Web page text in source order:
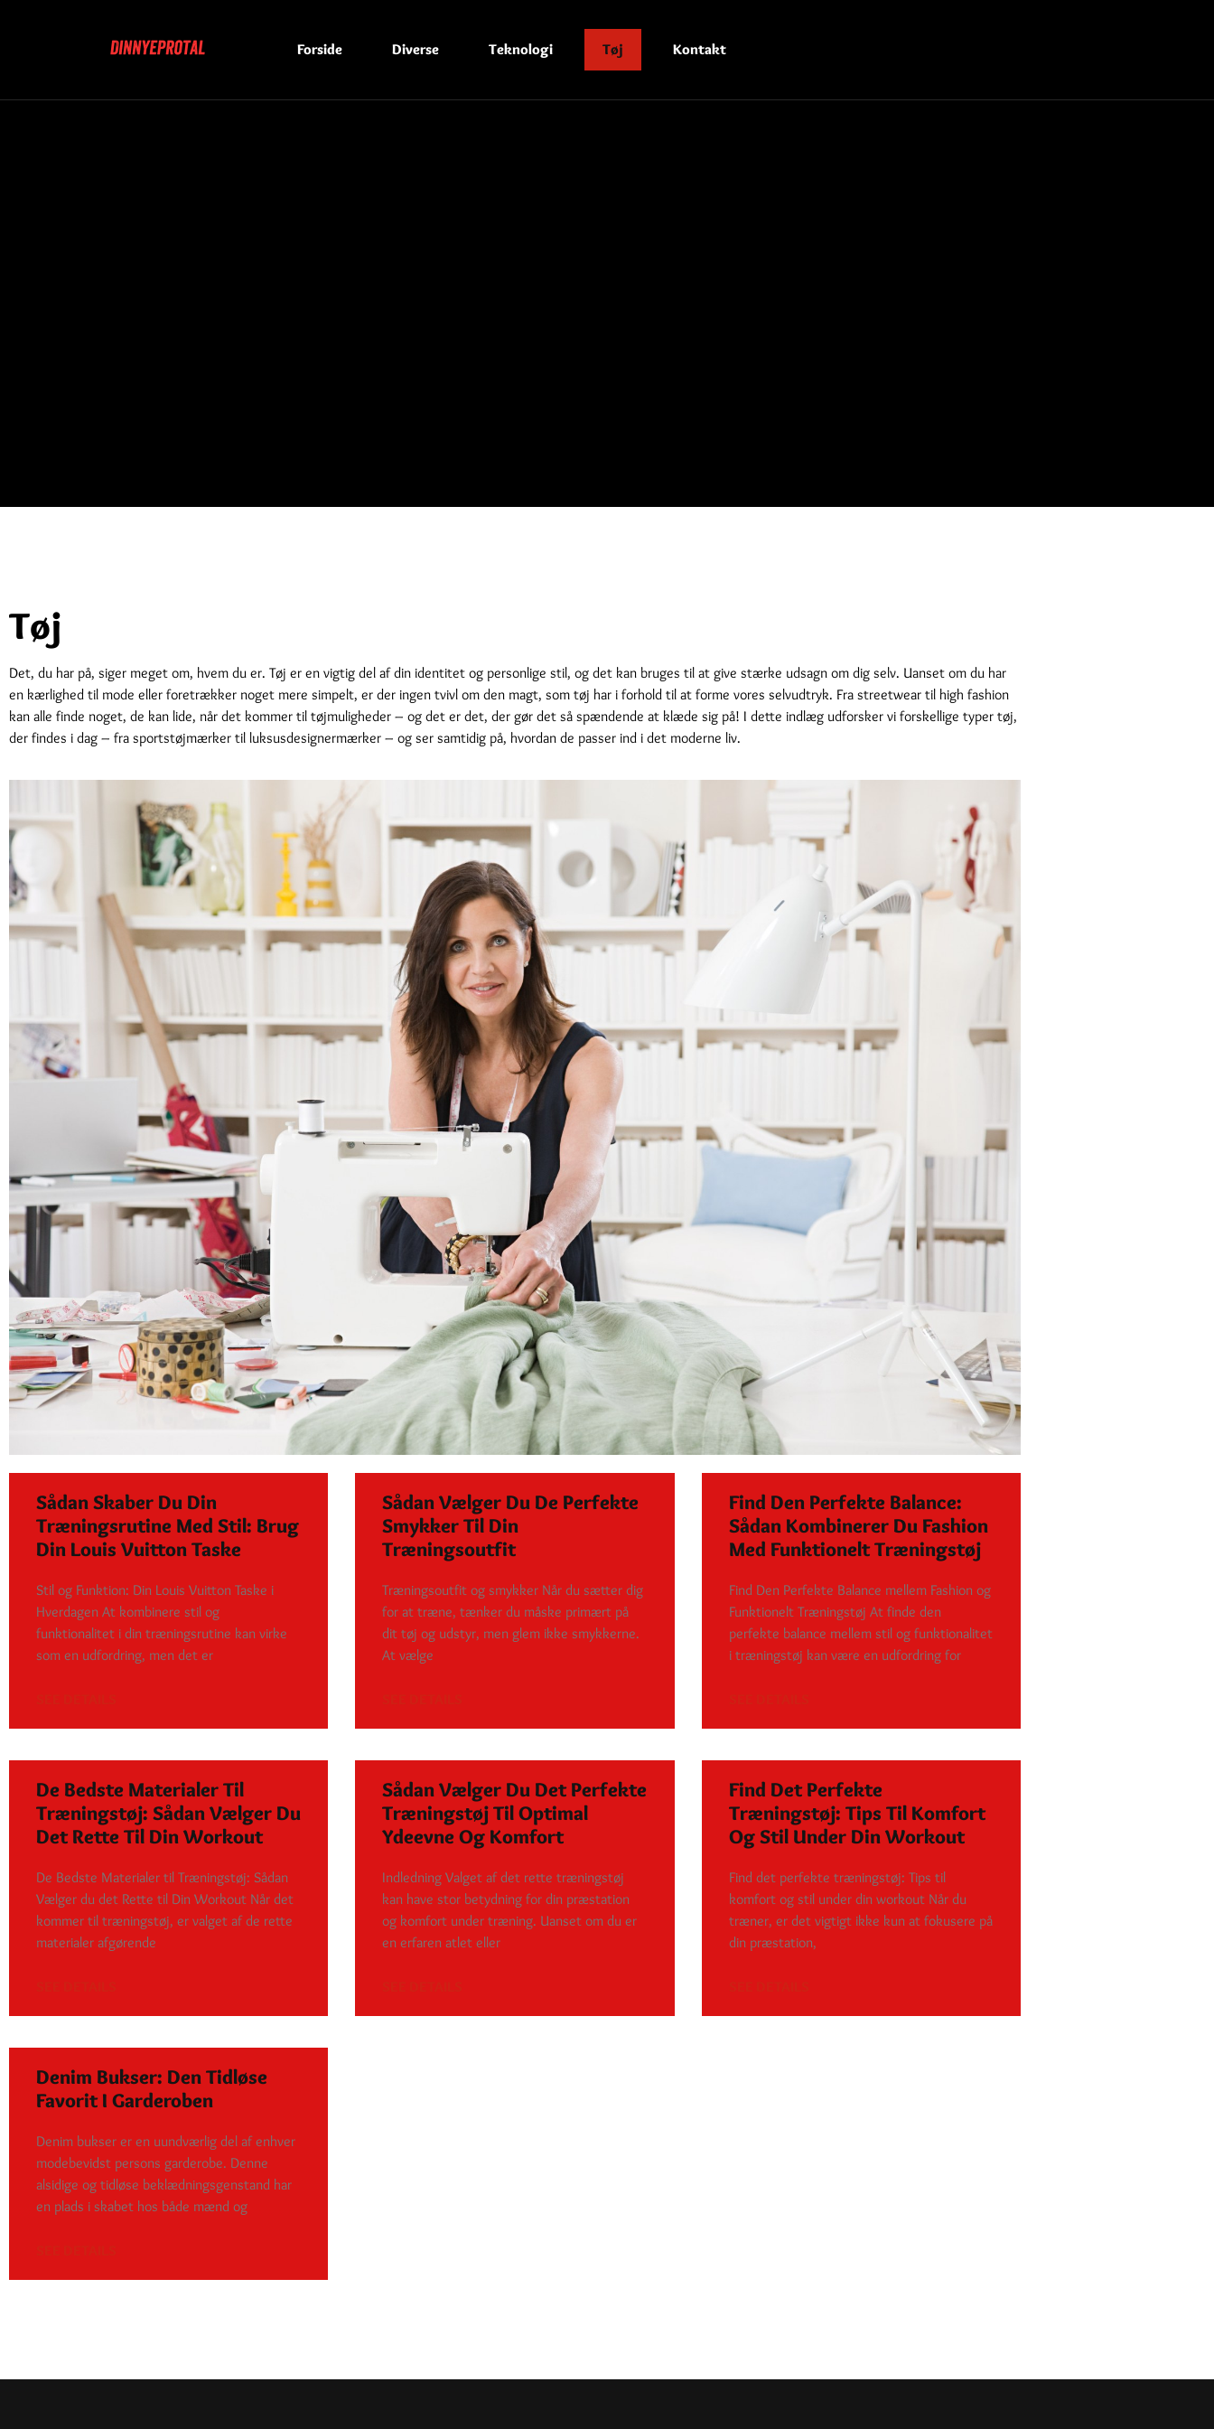
Forside Diverse Teknologi Tøj Kontakt
Tøj
Det, du har på, siger meget om, hvem du er. Tøj er en vigtig del af din identitet og personlige stil, og det kan bruges til at give stærke udsagn om dig selv. Uanset om du har
en kærlighed til mode eller foretrækker noget mere simpelt, er der ingen tvivl om den magt, som tøj har i forhold til at forme vores selvudtryk. Fra streetwear til high fashion
kan alle finde noget, de kan lide, når det kommer til tøjmuligheder – og det er det, der gør det så spændende at klæde sig på! I dette indlæg udforsker vi forskellige typer tøj,
der findes i dag – fra sportstøjmærker til luksusdesignermærker – og ser samtidig på, hvordan de passer ind i det moderne liv.
Sådan Skaber Du Din
Træningsrutine Med Stil: Brug
Din Louis Vuitton Taske
Stil og Funktion: Din Louis Vuitton Taske i
Hverdagen At kombinere stil og
funktionalitet i din træningsrutine kan virke
som en udfordring, men det er
Sådan Vælger Du De Perfekte
Smykker Til Din
Træningsoutfit
Træningsoutfit og smykker Når du sætter dig
for at træne, tænker du måske primært på
dit tøj og udstyr, men glem ikke smykkerne.
At vælge
Find Den Perfekte Balance:
Sådan Kombinerer Du Fashion
Med Funktionelt Træningstøj
Find Den Perfekte Balance mellem Fashion og
Funktionelt Træningstøj At finde den
perfekte balance mellem stil og funktionalitet
i træningstøj kan være en udfordring for
De Bedste Materialer Til
Træningstøj: Sådan Vælger Du
Det Rette Til Din Workout
De Bedste Materialer til Træningstøj: Sådan
Vælger du det Rette til Din Workout Når det
kommer til træningstøj, er valget af de rette
materialer afgørende
Sådan Vælger Du Det Perfekte
Træningstøj Til Optimal
Ydeevne Og Komfort
Indledning Valget af det rette træningstøj
kan have stor betydning for din præstation
og komfort under træning. Uanset om du er
en erfaren atlet eller
Find Det Perfekte
Træningstøj: Tips Til Komfort
Og Stil Under Din Workout
Find det perfekte træningstøj: Tips til
komfort og stil under din workout Når du
træner, er det vigtigt ikke kun at fokusere på
din præstation,
Denim Bukser: Den Tidløse
Favorit I Garderoben
Denim bukser er en uundværlig del af enhver
modebevidst persons garderobe. Denne
alsidige og tidløse beklædningsgenstand har
en plads i skabet hos både mænd og